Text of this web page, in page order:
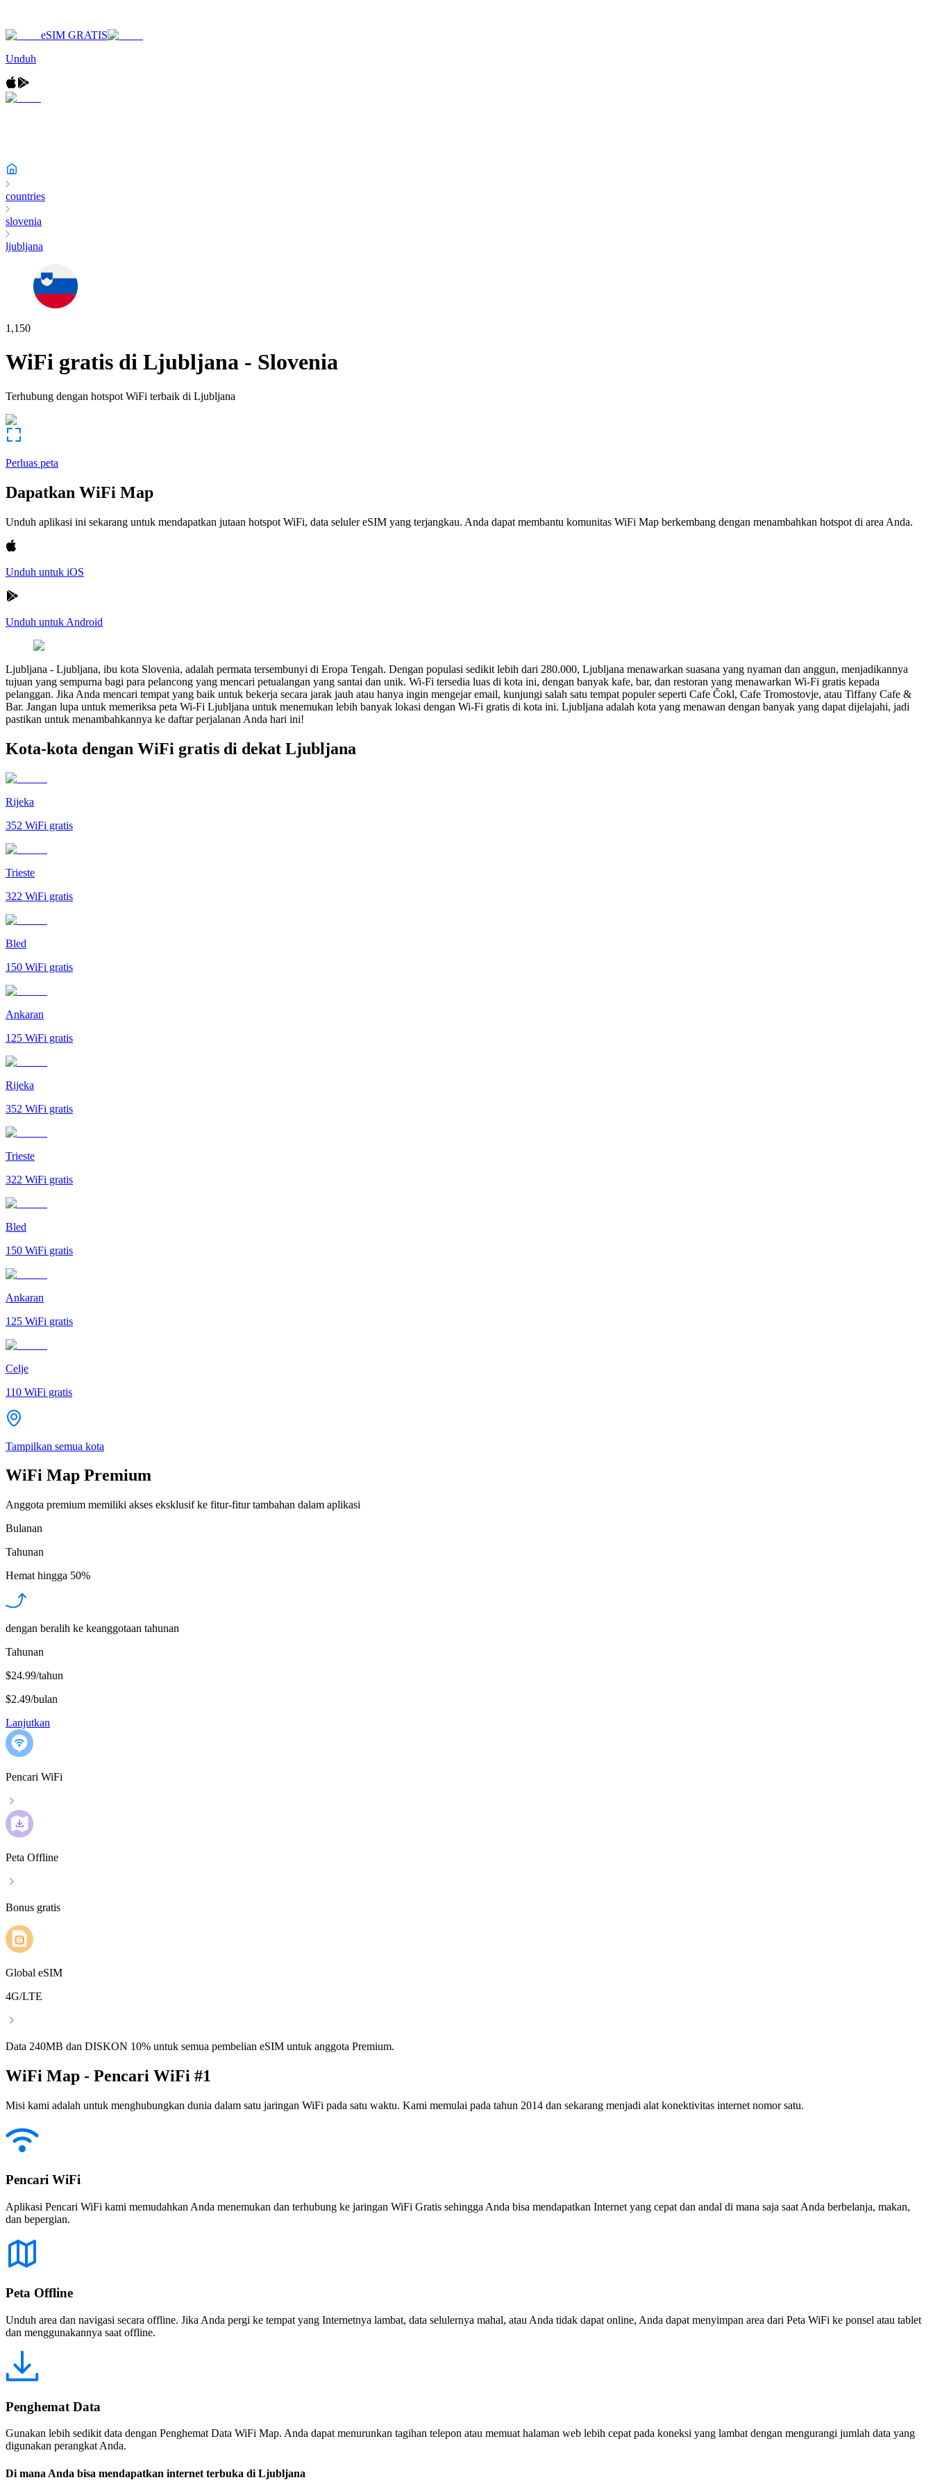
eSIM GRATIS
Unduh
countries
slovenia
ljubljana
1,150
WiFi gratis di Ljubljana - Slovenia
Terhubung dengan hotspot WiFi terbaik di Ljubljana
Perluas peta
Dapatkan WiFi Map
Unduh aplikasi ini sekarang untuk mendapatkan jutaan hotspot WiFi, data seluler eSIM yang terjangkau. Anda dapat membantu komunitas WiFi Map berkembang dengan menambahkan hotspot di area Anda.
Unduh untuk iOS
Unduh untuk Android
Ljubljana - Ljubljana, ibu kota Slovenia, adalah permata tersembunyi di Eropa Tengah. Dengan populasi sedikit lebih dari 280.000, Ljubljana menawarkan suasana yang nyaman dan anggun, menjadikannya
tujuan yang sempurna bagi para pelancong yang mencari petualangan yang santai dan unik. Wi-Fi tersedia luas di kota ini, dengan banyak kafe, bar, dan restoran yang menawarkan Wi-Fi gratis kepada
pelanggan. Jika Anda mencari tempat yang baik untuk bekerja secara jarak jauh atau hanya ingin mengejar email, kunjungi salah satu tempat populer seperti Cafe Čokl, Cafe Tromostovje, atau Tiffany Cafe &
Bar. Jangan lupa untuk memeriksa peta Wi-Fi Ljubljana untuk menemukan lebih banyak lokasi dengan Wi-Fi gratis di kota ini. Ljubljana adalah kota yang menawan dengan banyak yang dapat dijelajahi, jadi
pastikan untuk menambahkannya ke daftar perjalanan Anda hari ini!
Kota-kota dengan WiFi gratis di dekat Ljubljana
Rijeka
352 WiFi gratis
Trieste
322 WiFi gratis
Bled
150 WiFi gratis
Ankaran
125 WiFi gratis
Rijeka
352 WiFi gratis
Trieste
322 WiFi gratis
Bled
150 WiFi gratis
Ankaran
125 WiFi gratis
Celje
110 WiFi gratis
Tampilkan semua kota
WiFi Map Premium
Anggota premium memiliki akses eksklusif ke fitur-fitur tambahan dalam aplikasi
Bulanan
Tahunan
Hemat hingga 50%
dengan beralih ke keanggotaan tahunan
Tahunan
$24.99/tahun
$2.49/bulan
Lanjutkan
Pencari WiFi
Peta Offline
Bonus gratis
Global eSIM
4G/LTE
Data 240MB dan DISKON 10% untuk semua pembelian eSIM untuk anggota Premium.
WiFi Map - Pencari WiFi #1
Misi kami adalah untuk menghubungkan dunia dalam satu jaringan WiFi pada satu waktu. Kami memulai pada tahun 2014 dan sekarang menjadi alat konektivitas internet nomor satu.
Pencari WiFi
Aplikasi Pencari WiFi kami memudahkan Anda menemukan dan terhubung ke jaringan WiFi Gratis sehingga Anda bisa mendapatkan Internet yang cepat dan andal di mana saja saat Anda berbelanja, makan,
dan bepergian.
Peta Offline
Unduh area dan navigasi secara offline. Jika Anda pergi ke tempat yang Internetnya lambat, data selulernya mahal, atau Anda tidak dapat online, Anda dapat menyimpan area dari Peta WiFi ke ponsel atau tablet
dan menggunakannya saat offline.
Penghemat Data
Gunakan lebih sedikit data dengan Penghemat Data WiFi Map. Anda dapat menurunkan tagihan telepon atau memuat halaman web lebih cepat pada koneksi yang lambat dengan mengurangi jumlah data yang
digunakan perangkat Anda.
Di mana Anda bisa mendapatkan internet terbuka di Ljubljana